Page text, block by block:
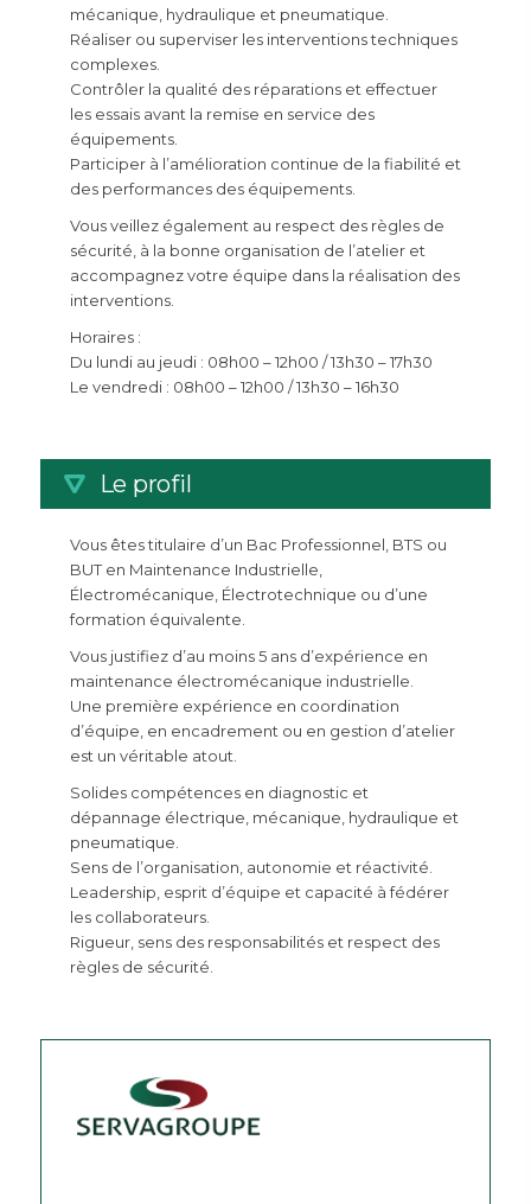
mécanique, hydraulique et pneumatique.
Réaliser ou superviser les interventions techniques
complexes.
Contrôler la qualité des réparations et effectuer
les essais avant la remise en service des
équipements.
Participer à l’amélioration continue de la fiabilité et
des performances des équipements.
Vous veillez également au respect des règles de
sécurité, à la bonne organisation de l’atelier et
accompagnez votre équipe dans la réalisation des
interventions.
Horaires :
Du lundi au jeudi : 08h00 – 12h00 / 13h30 – 17h30
Le vendredi : 08h00 – 12h00 / 13h30 – 16h30
Le profil
Vous êtes titulaire d’un Bac Professionnel, BTS ou
BUT en Maintenance Industrielle,
Électromécanique, Électrotechnique ou d’une
formation équivalente.
Vous justifiez d’au moins 5 ans d’expérience en
maintenance électromécanique industrielle.
Une première expérience en coordination
d’équipe, en encadrement ou en gestion d’atelier
est un véritable atout.
Solides compétences en diagnostic et
dépannage électrique, mécanique, hydraulique et
pneumatique.
Sens de l’organisation, autonomie et réactivité.
Leadership, esprit d’équipe et capacité à fédérer
les collaborateurs.
Rigueur, sens des responsabilités et respect des
règles de sécurité.